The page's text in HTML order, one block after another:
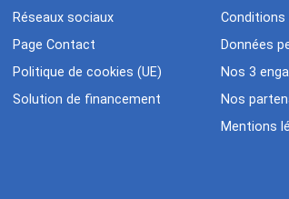
Réseaux sociaux
Page Contact
Politique de cookies (UE)
Solution de financement
Conditions
Données
Nos 3
Nos
Mentions